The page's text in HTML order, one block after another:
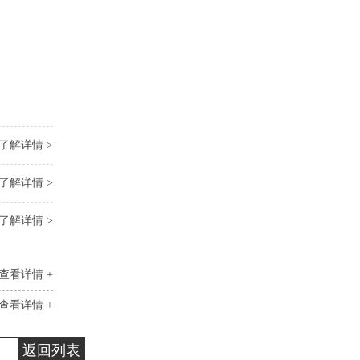
解详情 >
解详情 >
解详情 >
看详情 +
看详情 +
返回列表